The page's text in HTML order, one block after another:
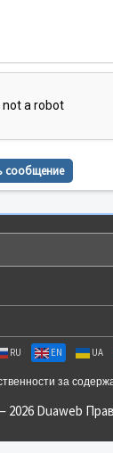
RU EN UA
за
2026 Duaweb